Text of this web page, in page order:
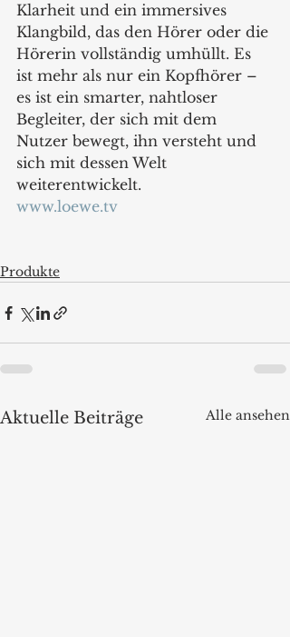
Klarheit und ein immersives
Klangbild, das den Hörer oder die
Hörerin vollständig umhüllt. Es
ist mehr als nur ein Kopfhörer –
es ist ein smarter, nahtloser
Begleiter, der sich mit dem
Nutzer bewegt, ihn versteht und
sich mit dessen Welt
weiterentwickelt.
www.loewe.tv
Produkte
Aktuelle Beiträge Alle ansehen